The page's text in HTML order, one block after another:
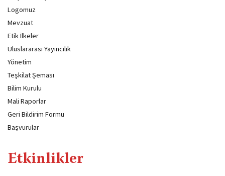
Logomuz
Mevzuat
Etik İlkeler
Uluslararası Yayıncılık
Yönetim
Teşkilat Şeması
Bilim Kurulu
Mali Raporlar
Geri Bildirim Formu
Başvurular
Etkinlikler